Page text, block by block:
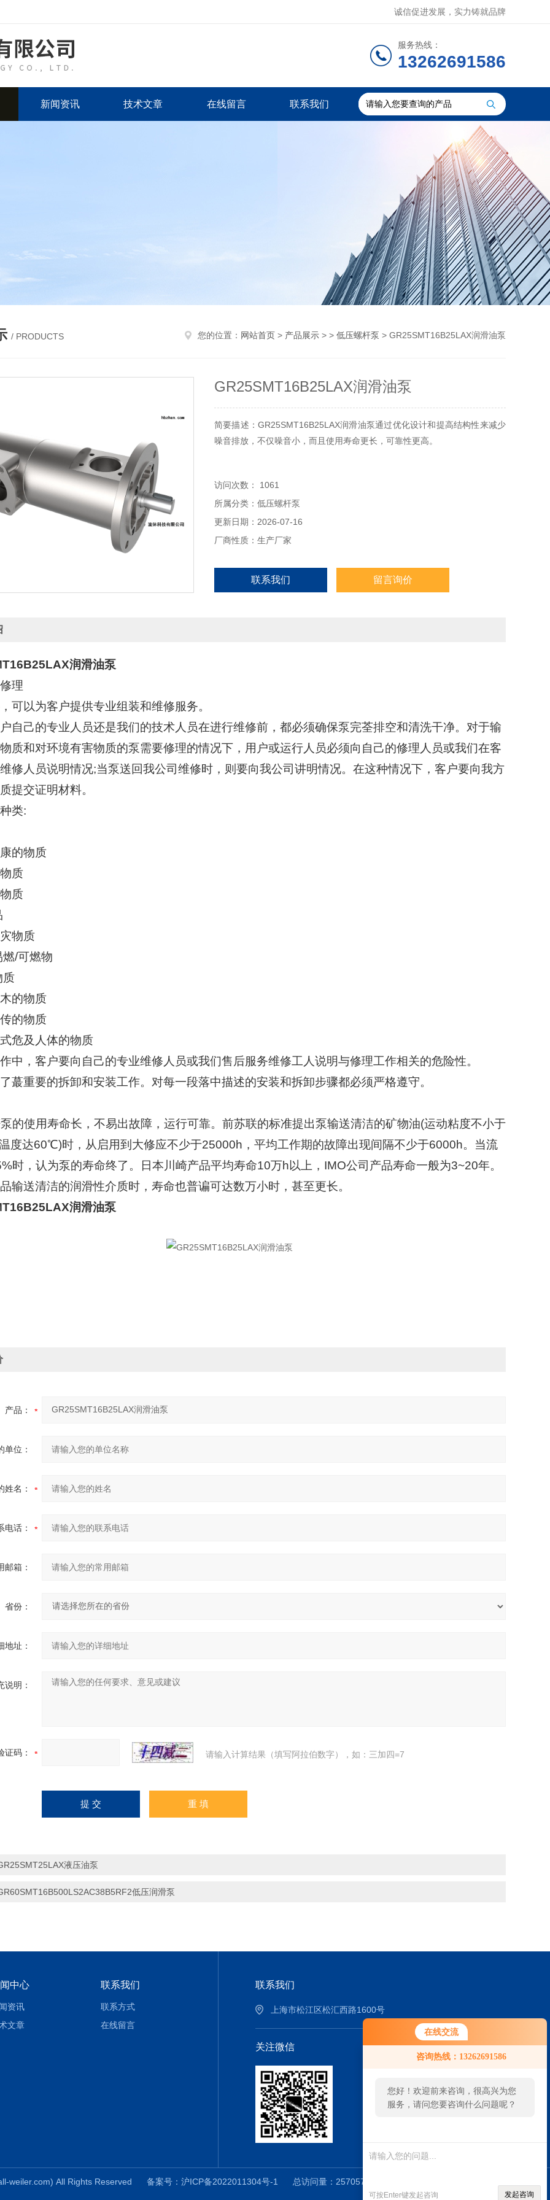
在线交流
咨询热线：13262691586
您好！欢迎前来咨询，很高兴为您
服务，请问您要咨询什么问题呢？
您好，看您停留很久了，是否找到
了需求产品，您可以直接在线与我
可按Enter键发起咨询 发起咨询
诚信促进发展，实力铸就品牌
服务热线：
13262691586
新闻资讯 技术文章 在线留言 联系我们
/ PRODUCTS 您的位置： 网站首页 > 产品展示 > > 低压螺杆泵 > GR25SMT16B25LAX润滑油泵
GR25SMT16B25LAX润滑油泵
简要描述：GR25SMT16B25LAX润滑油泵通过优化设计和提高结构性来减少
噪音排放，不仅噪音小，而且使用寿命更长，可靠性更高。
访问次数： 1061
所属分类：低压螺杆泵
更新日期：2026-07-16
厂商性质：生产厂家
联系我们 留言询价
润滑油泵
理
可以为客户提供专业组装和维修服务。
自己的专业人员还是我们的技术人员在进行维修前，都必须确保泵完荃排空和清洗干净。对于输
质和对环境有害物质的泵需要修理的情况下，用户或运行人员必须向自己的修理人员或我们在客
修人员说明情况;当泵送回我公司维修时，则要向我公司讲明情况。在这种情况下，客户要向我方
提交证明材料。
类:
的物质
质
质
物质
/可燃物
的物质
的物质
危及人体的物质
中，客户要向自己的专业维修人员或我们售后服务维修工人说明与修理工作相关的危险性。
蕞重要的拆卸和安装工作。对每一段落中描述的安装和拆卸步骤都必须严格遵守。
的使用寿命长，不易出故障，运行可靠。前苏联的标准提出泵输送清洁的矿物油(运动粘度不小于
度达60℃)时，从启用到大修应不少于25000h，平均工作期的故障出现间隔不少于6000h。当流
时，认为泵的寿命终了。日本川崎产品平均寿命10万h以上，IMO公司产品寿命一般为3~20年。
输送清洁的润滑性介质时，寿命也普谝可达数万小时，甚至更长。
润滑油泵
产品：
单位：
姓名：
电话：
邮箱：
省份：
地址：
说明：
证码： 请输入计算结果（填写阿拉伯数字），如：三加四=7
液压油泵
低压润滑泵
中心
资讯
文章
联系我们
联系方式
在线留言
联系我们
上海市松江区松汇西路1600号
关注微信
weiler.com) All Rights Reserved 备案号：沪ICP备2022011304号-1 总访问量：257057